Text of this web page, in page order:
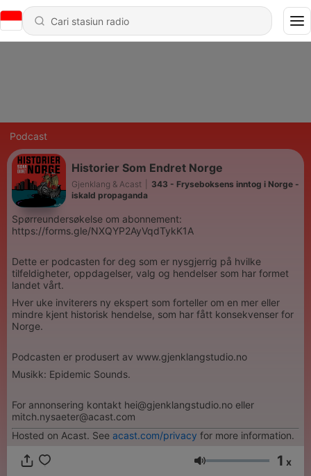
Podcast
Historier Som Endret Norge
Gjenklang & Acast
343 - Fryseboksens inntog i Norge -
iskald propaganda
Spørreundersøkelse om abonnement:
https://forms.gle/NXQYP2AyVqdTykK1A
Dette er podcasten for deg som er nysgjerrig på hvilke
tilfeldigheter, oppdagelser, valg og hendelser som har formet
landet vårt.
Hver uke inviterers ny ekspert som forteller om en mer eller
mindre kjent historisk hendelse, som har fått konsekvenser for
Norge.
Podcasten er produsert av www.gjenklangstudio.no
Musikk: Epidemic Sounds.
For annonsering kontakt hei@gjenklangstudio.no eller
mitch.nysaeter@acast.com
Hosted on Acast. See acast.com/privacy for more information.
Volume 1 x